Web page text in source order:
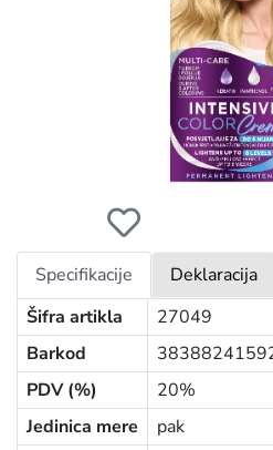
Specifikacije
Deklaracija
Šifra artikla
27049
Barkod
PDV (%)
20%
Jedinica mere
pak